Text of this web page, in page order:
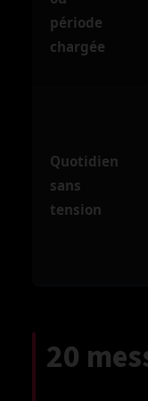
période
chargée
Quotidien
sans
tension
20